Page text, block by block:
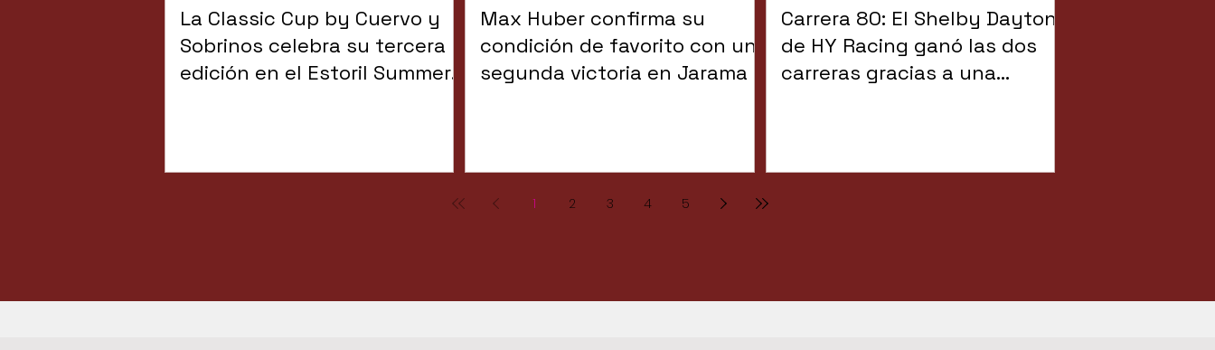
La Classic Cup by Cuervo y
Sobrinos celebra su tercera
edición en el Estoril Summer
Max Huber confirma su
condición de favorito con una
segunda victoria en Jarama
Carrera 80: El Shelby Daytona
de HY Racing ganó las dos
carreras gracias a una
1 2 3 4 5